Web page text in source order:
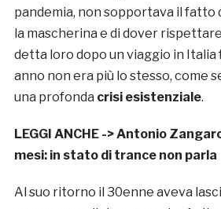
pandemia, non sopportava il fatto
la mascherina e di dover
detta loro dopo un viaggio in
anno non era più lo stesso, come
una profonda crisi esistenziale.
LEGGI ANCHE ->Antonio
mesi: in stato di trance non parla
Al suo ritorno il 30enne aveva